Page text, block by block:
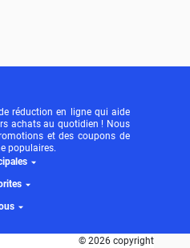
réduction en ligne qui aide
achats au quotidien ! Nous
et des coupons de
populaires.
© 2026 copyright